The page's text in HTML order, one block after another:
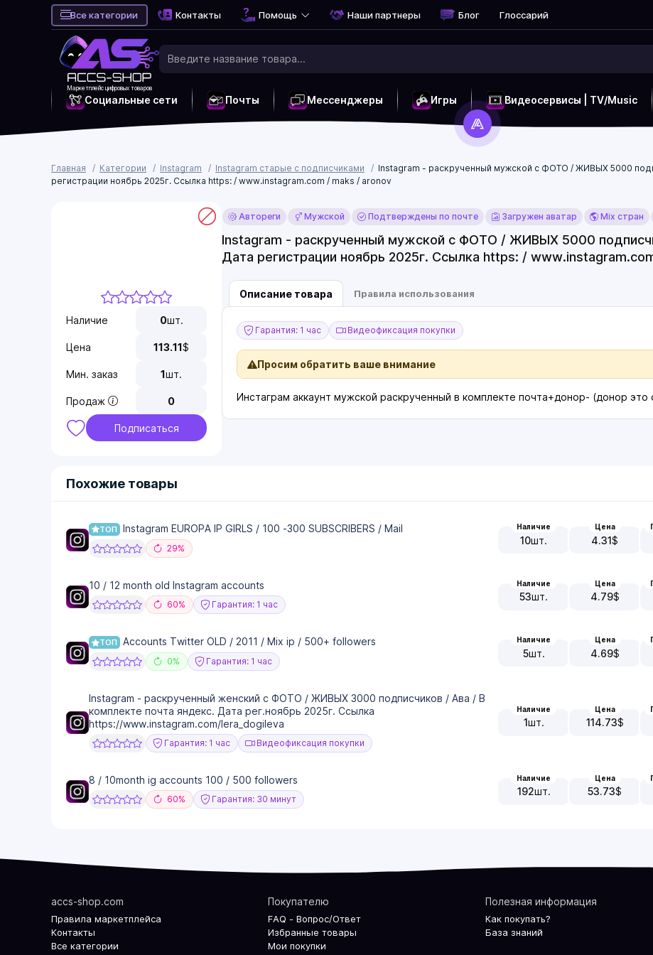
Все категории Контакты Помощь Наши партнеры Блог Глоссарий
Маркетплейс цифровых товаров
Социальные сети Почты Мессенджеры Игры Видеосервисы | TV/Music
Главная Категории Instagram Instagram старые с подписчиками
Instagram - раскрученный мужской с ФОТО / ЖИВЫХ 5000
регистрации ноябрь 2025г. Ссылка https: / www.instagram.com / maks / aronov
Наличие 0шт.
Цена 113.11$
Мин. заказ 1шт.
Продаж 0
Подписаться
Автореги Мужской Подтверждены по почте Загружен аватар Mix стран
Instagram - раскрученный мужской с ФОТО / ЖИВЫХ 5000
Дата регистрации ноябрь 2025г. Ссылка https: /
Описание товара Правила использования
Гарантия: 1 час Видеофиксация покупки
Просим обратить ваше внимание
Инстаграм аккаунт мужской раскрученный в комплекте почта+донор- (донор это
Похожие товары
ТОП Instagram EUROPA IP GIRLS / 100 -300 SUBSCRIBERS / Mail
29%
Наличие
10шт.
Цена
4.31$
10 / 12 month old Instagram accounts
60% Гарантия: 1 час
Наличие
53шт.
Цена
4.79$
ТОП Accounts Twitter OLD / 2011 / Mix ip / 500+ followers
0% Гарантия: 1 час
Наличие
5шт.
Цена
4.69$
Instagram - раскрученный женский с ФОТО / ЖИВЫХ 3000 подписчиков / Ава / В
комплекте почта яндекс. Дата рег.ноябрь 2025г. Ссылка
https://www.instagram.com/lera_dogileva
Гарантия: 1 час Видеофиксация покупки
Наличие
1шт.
Цена
114.73$
8 / 10month ig accounts 100 / 500 followers
60% Гарантия: 30 минут
Наличие
192шт.
Цена
53.73$
accs-shop.com
Правила маркетплейса
Контакты
Все категории
Покупателю
FAQ - Вопрос/Ответ
Избранные товары
Мои покупки
Полезная информация
Как покупать?
База знаний